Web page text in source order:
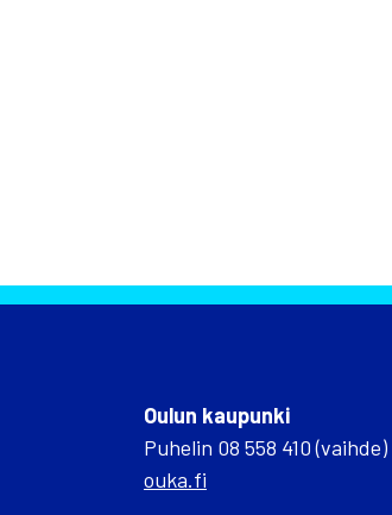
Oulun kaupunki
Puhelin 08 558 410 (vaihde)
ouka.fi